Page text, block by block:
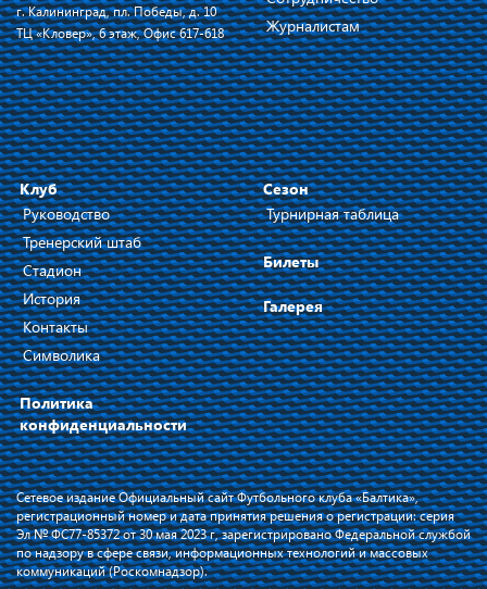
г. Калининград, пл. Победы, д. 10
ТЦ «Кловер», 6 этаж, Офис 617-618
Журналистам
Клуб
Руководство
Тренерский штаб
Стадион
История
Контакты
Символика
Политика
конфиденциальности
Сезон
Турнирная таблица
Билеты
Галерея
Сетевое издание Официальный сайт Футбольного клуба «Балтика»,
регистрационный номер и дата принятия решения о регистрации: серия
Эл № ФС77-85372 от 30 мая 2023 г, зарегистрировано Федеральной службой
по надзору в сфере связи, информационных технологий и массовых
коммуникаций (Роскомнадзор).